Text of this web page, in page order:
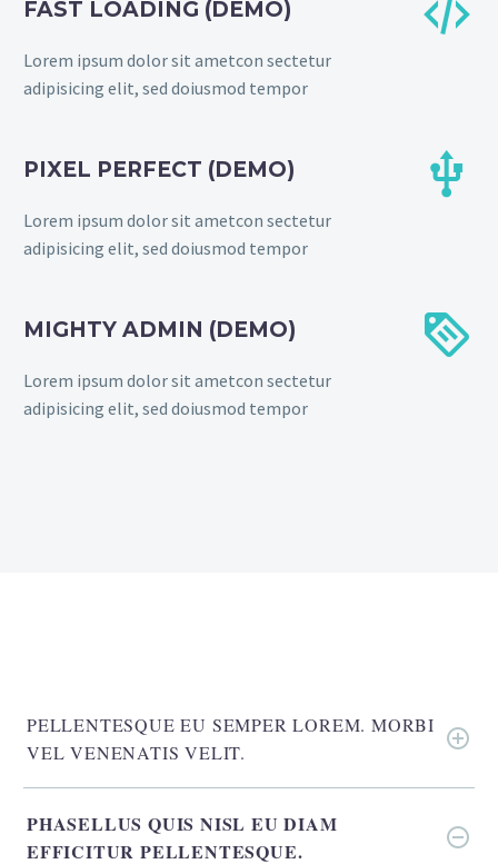
FAST LOADING (DEMO)
Lorem ipsum dolor sit ametcon sectetur
adipisicing elit, sed doiusmod tempor


PIXEL PERFECT (DEMO)
Lorem ipsum dolor sit ametcon sectetur
adipisicing elit, sed doiusmod tempor


MIGHTY ADMIN (DEMO)
Lorem ipsum dolor sit ametcon sectetur
adipisicing elit, sed doiusmod tempor


PELLENTESQUE EU SEMPER LOREM. MORBI
VEL VENENATIS VELIT.
PHASELLUS QUIS NISL EU DIAM
EFFICITUR PELLENTESQUE.